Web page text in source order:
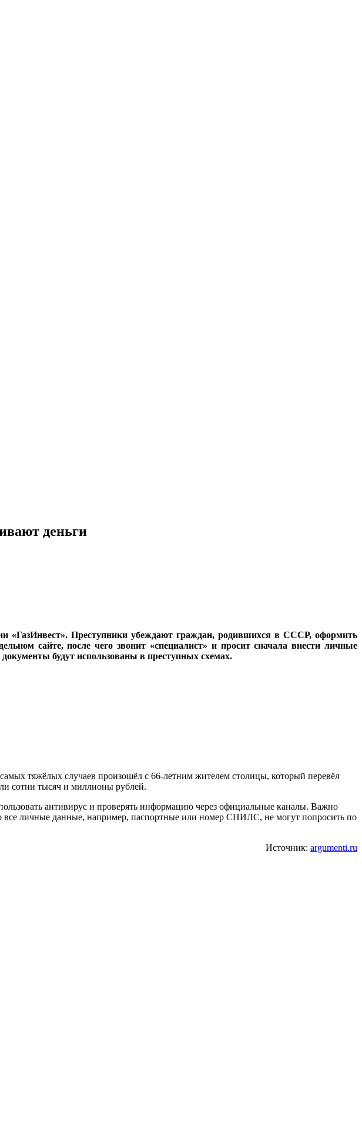
деньги
Преступники убеждают граждан, родившихся в СССР, оформить
сайте, после чего звонит «специалист» и просит сначала внести личные
будут использованы в преступных схемах.
тяжёлых случаев произошёл с 66-летним жителем столицы, который перевёл
сотни тысяч и миллионы рублей.
антивирус и проверять информацию через официальные каналы. Важно
личные данные, например, паспортные или номер СНИЛС, не могут попросить по
Источник: argumenti.ru